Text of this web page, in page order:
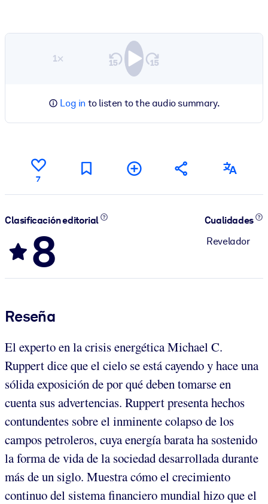
1×
Log in to listen to the audio summary.
7
Clasificación editorial
8
Cualidades
Revelador
Reseña
El experto en la crisis energética Michael C.
Ruppert dice que el cielo se está cayendo y hace una
sólida exposición de por qué deben tomarse en
cuenta sus advertencias. Ruppert presenta hechos
contundentes sobre el inminente colapso de los
campos petroleros, cuya energía barata ha sostenido
la forma de vida de la sociedad desarrollada durante
más de un siglo. Muestra cómo el crecimiento
continuo del sistema financiero mundial hizo que el